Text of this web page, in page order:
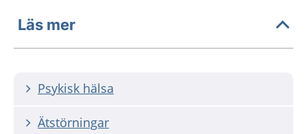
Läs mer
Psykisk hälsa
Ätstörningar